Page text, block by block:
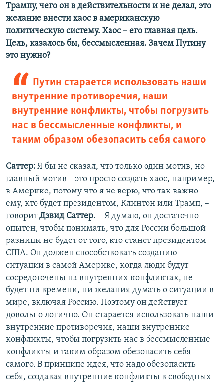
Трампу, чего он в действительности и не делал, это
желание внести хаос в американскую
политическую систему. Хаос – его главная цель.
Цель, казалось бы, бессмысленная. Зачем Путину
это нужно?
Путин старается использовать наши
внутренние противоречия, наши
внутренние конфликты, чтобы погрузить
нас в бессмысленные конфликты, и
таким образом обезопасить себя самого
Саттер: Я бы не сказал, что только один мотив, но
главный мотив – это просто создать хаос, например,
в Америке, потому что я не верю, что так важно
ему, кто будет президентом, Клинтон или Трамп, –
говоритДэвид Саттер. – Я думаю, он достаточно
опытен, чтобы понимать, что для России большой
разницы не будет от того, кто станет президентом
США. Он должен способствовать созданию
ситуации в самой Америке, когда люди будут
сосредоточены на внутренних конфликтах, не
будет ни времени, ни желания думать о ситуации в
мире, включая Россию. Поэтому он действует
довольно логично. Он старается использовать наши
внутренние противоречия, наши внутренние
конфликты, чтобы погрузить нас в бессмысленные
конфликты и таким образом обезопасить себя
самого. В принципе идея, что надо обезопасить
себя, создавая внутренние конфликты в свободных